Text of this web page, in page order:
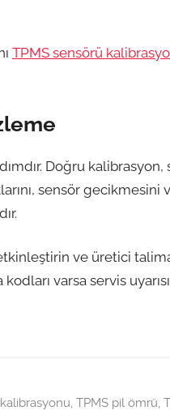
TPMS sensörü
Doğru
sensör gecikmesini
ve üretici
varsa servis uyarısı
, TPMS pil ömrü,